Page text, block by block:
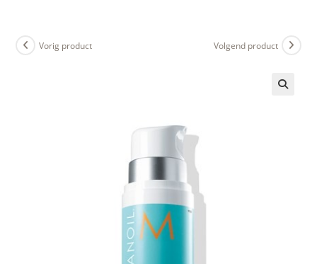
inhoud
Vorig product Volgend product